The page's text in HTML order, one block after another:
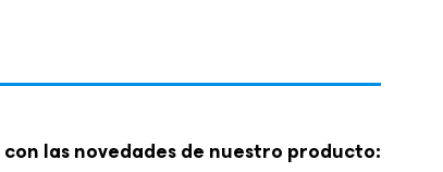
las novedades de nuestro producto: